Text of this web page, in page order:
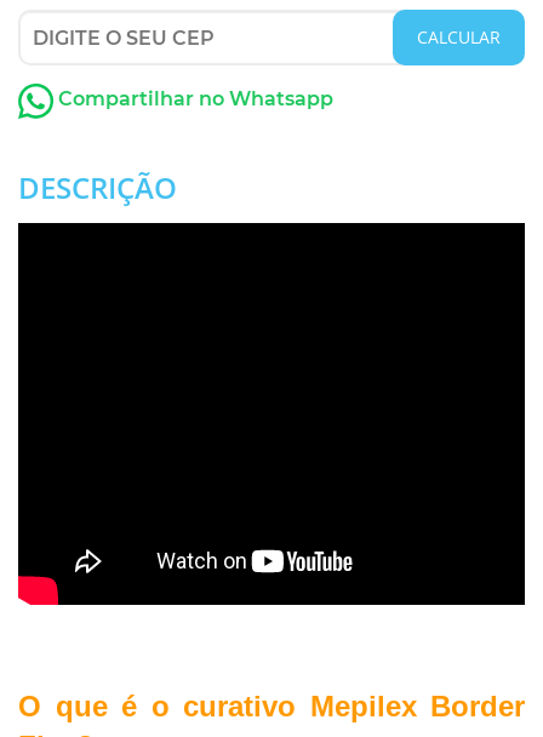
CALCULAR
Compartilhar no Whatsapp
DESCRIÇÃO
O que é o curativo Mepilex Border